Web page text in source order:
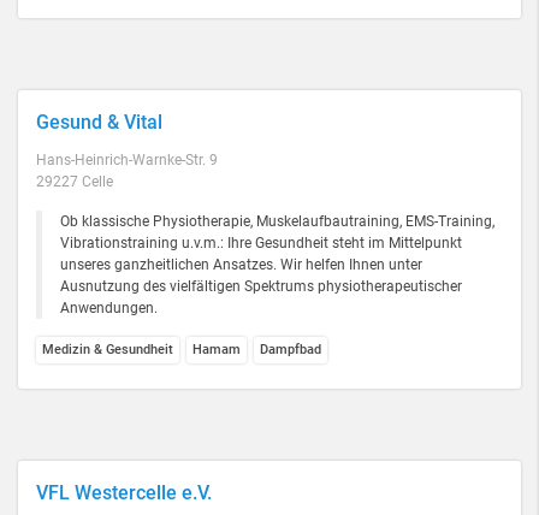
Gesund & Vital
Hans-Heinrich-Warnke-Str. 9
29227 Celle
Ob klassische Physiotherapie, Muskelaufbautraining, EMS-Training,
Vibrationstraining u.v.m.: Ihre Gesundheit steht im Mittelpunkt
unseres ganzheitlichen Ansatzes. Wir helfen Ihnen unter
Ausnutzung des vielfältigen Spektrums physiotherapeutischer
Anwendungen.
Medizin & Gesundheit Hamam Dampfbad
VFL Westercelle e.V.